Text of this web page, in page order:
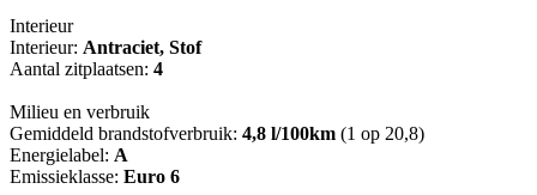
Interieur
Interieur: Antraciet, Stof
Aantal zitplaatsen: 4
Milieu en verbruik
Gemiddeld brandstofverbruik: 4,8 l/100km (1 op 20,8)
Energielabel: A
Emissieklasse: Euro 6